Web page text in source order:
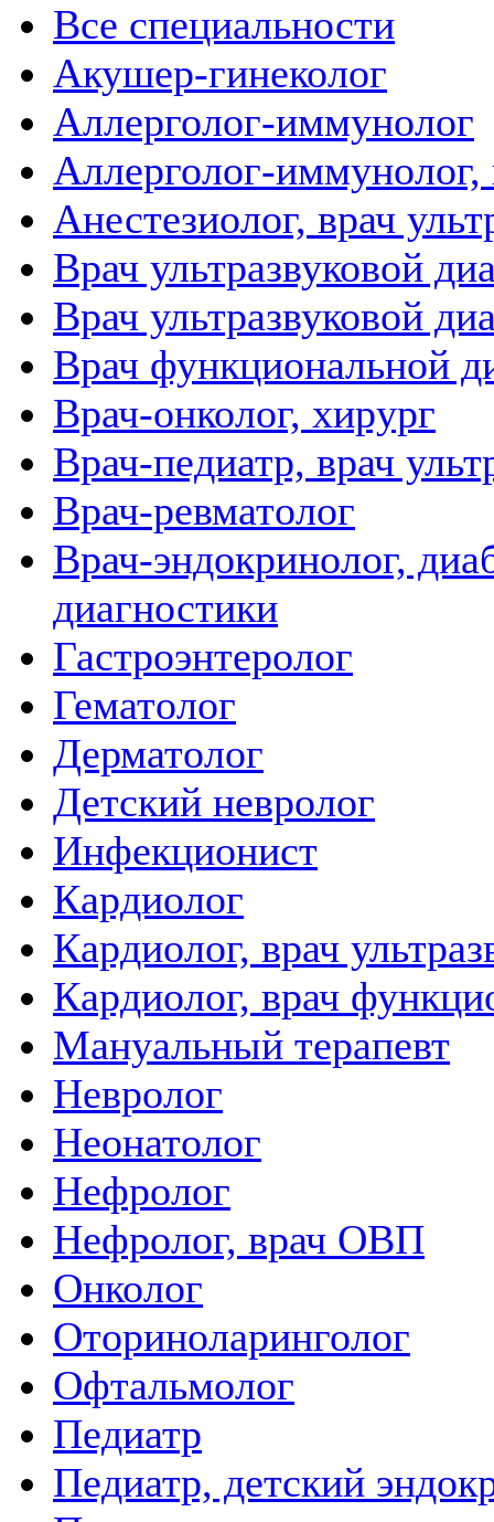
Все специальности
Акушер-гинеколог
Аллерголог-иммунолог
Аллерголог-иммунолог,
Анестезиолог, врач
Врач ультразвуковой
Врач ультразвуковой
Врач функциональной
Врач-онколог, хирург
Врач-педиатр, врач
Врач-ревматолог
Врач-эндокринолог,
диагностики
Гастроэнтеролог
Гематолог
Дерматолог
Детский невролог
Инфекционист
Кардиолог
Кардиолог, врач
Кардиолог, врач
Мануальный терапевт
Невролог
Неонатолог
Нефролог
Нефролог, врач ОВП
Онколог
Оториноларинголог
Офтальмолог
Педиатр
Педиатр, детский